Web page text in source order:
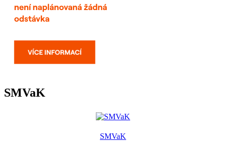
SMVaK
SMVaK